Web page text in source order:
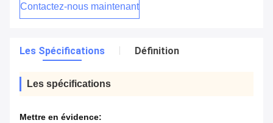
Contactez-nous maintenant
Les Spécifications Définition
Les spécifications
Mettre en évidence: